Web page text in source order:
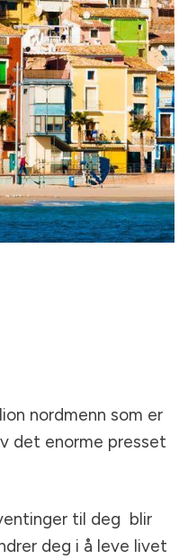
nordmenn som er
det enorme presset
til deg blir
deg i å leve livet